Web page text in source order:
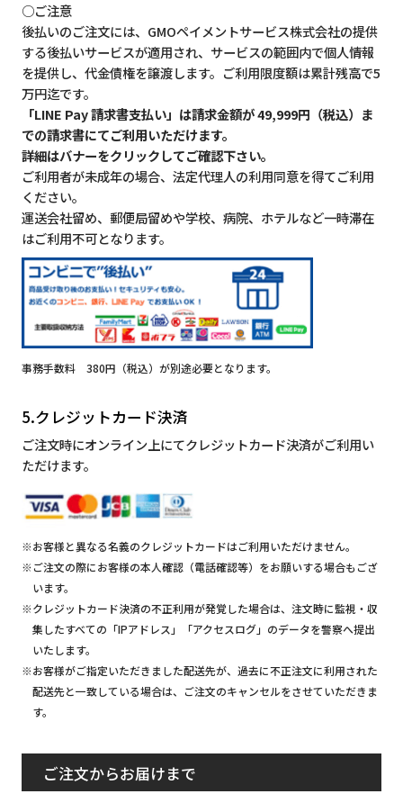
○ご注意
後払いのご注文には、GMOペイメントサービス株式会社の提供
する後払いサービスが適用され、サービスの範囲内で個人情報
を提供し、代金債権を譲渡します。ご利用限度額は累計残高で5
万円迄です。
「LINE Pay 請求書支払い」は請求金額が 49,999円（税込）ま
での請求書にてご利用いただけます。
詳細はバナーをクリックしてご確認下さい。
ご利用者が未成年の場合、法定代理人の利用同意を得てご利用
ください。
運送会社留め、郵便局留めや学校、病院、ホテルなど一時滞在
はご利用不可となります。
事務手数料 380円（税込）が別途必要となります。
5.クレジットカード決済
ご注文時にオンライン上にてクレジットカード決済がご利用い
ただけます。
※お客様と異なる名義のクレジットカードはご利用いただけません。
※ご注文の際にお客様の本人確認（電話確認等）をお願いする場合もござ
います。
※クレジットカード決済の不正利用が発覚した場合は、注文時に監視・収
集したすべての「IPアドレス」「アクセスログ」のデータを警察へ提出
いたします。
※お客様がご指定いただきました配送先が、過去に不正注文に利用された
配送先と一致している場合は、ご注文のキャンセルをさせていただきま
す。
ご注文からお届けまで